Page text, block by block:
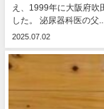
え、1999年に大阪府吹
した。 泌尿器科医の父...
2025.07.02